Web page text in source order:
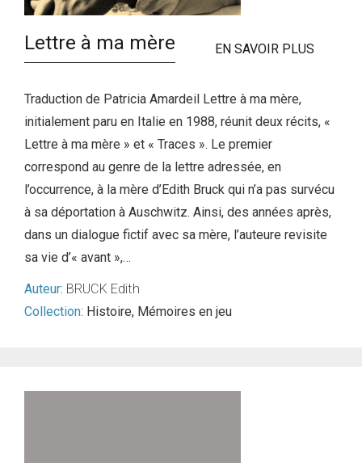
Lettre à ma mère EN SAVOIR PLUS
Traduction de Patricia Amardeil Lettre à ma mère,
initialement paru en Italie en 1988, réunit deux récits, «
Lettre à ma mère » et « Traces ». Le premier
correspond au genre de la lettre adressée, en
l’occurrence, à la mère d’Edith Bruck qui n’a pas survécu
à sa déportation à Auschwitz. Ainsi, des années après,
dans un dialogue fictif avec sa mère, l’auteure revisite
sa vie d’« avant »,…
Auteur: BRUCK Edith
Collection: Histoire, Mémoires en jeu